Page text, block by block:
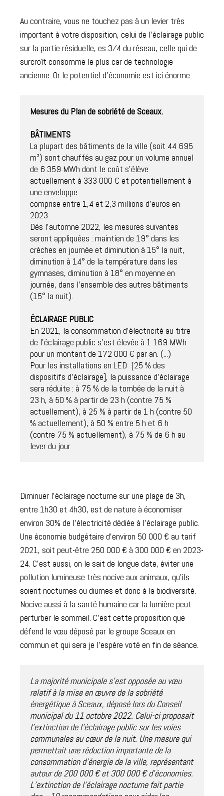
Au contraire, vous ne touchez pas à un levier très
important à votre disposition, celui de l’éclairage public
sur la partie résiduelle, es 3⁄4 du réseau, celle qui de
surcroît consomme le plus car de technologie
ancienne. Or le potentiel d’économie est ici énorme.
Mesures du Plan de sobriété de Sceaux.
BÂTIMENTS
La plupart des bâtiments de la ville (soit 44 695
m²) sont chauffés au gaz pour un volume annuel
de 6 359 MWh dont le coût s’élève
actuellement à 333 000 € et potentiellement à
une enveloppe
comprise entre 1,4 et 2,3 millions d’euros en
2023.
Dès l’automne 2022, les mesures suivantes
seront appliquées : maintien de 19° dans les
crèches en journée et diminution à 15° la nuit,
diminution à 14° de la température dans les
gymnases, diminution à 18° en moyenne en
journée, dans l’ensemble des autres bâtiments
(15° la nuit).
ÉCLAIRAGE PUBLIC
En 2021, la consommation d’électricité au titre
de l’éclairage public s’est élevée à 1 169 MWh
pour un montant de 172 000 € par an. (...)
Pour les installations en LED  [25 % des
dispositifs d’éclairage], la puissance d’éclairage
sera réduite : à 75 % de la tombée de la nuit à
23 h, à 50 % à partir de 23 h (contre 75 %
actuellement), à 25 % à partir de 1 h (contre 50
% actuellement), à 50 % entre 5 h et 6 h
(contre 75 % actuellement), à 75 % de 6 h au
Diminuer l’éclairage nocturne sur une plage de 3h,
entre 1h30 et 4h30, est de nature à économiser
environ 30% de l’électricité dédiée à l’éclairage public.
Une économie budgétaire d’environ 50 000 € au tarif
2021, soit peut-être 250 000 € à 300 000 € en 2023-
24. C’est aussi, on le sait de longue date, éviter une
pollution lumineuse très nocive aux animaux, qu’ils
soient nocturnes ou diurnes et donc à la biodiversité.
Nocive aussi à la santé humaine car la lumière peut
perturber le sommeil. C’est cette proposition que
défend le vœu déposé par le groupe Sceaux en
commun et qui sera je l’espère voté en fin de séance.
La majorité municipale s'est opposée au vœu
relatif à la mise en œuvre de la sobriété
énergétique à Sceaux, déposé lors du Conseil
municipal du 11 octobre 2022. Celui-ci proposait
l’extinction de l’éclairage public sur les voies
communales au cœur de la nuit. Une mesure qui
permettait une réduction importante de la
consommation d’énergie de la ville, représentant
autour de 200 000 € et 300 000 € d’économies.
L’extinction de l’éclairage nocturne fait partie